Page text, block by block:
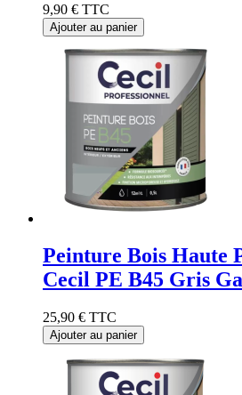
9,90 € TTC
Ajouter au panier
Peinture Bois Haute
Cecil PE B45 Gris
25,90 € TTC
Ajouter au panier